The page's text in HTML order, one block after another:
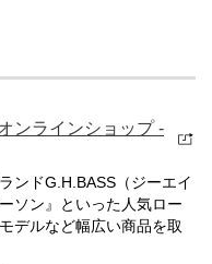
ンラインショップ -
ンドG.H.BASS（ジーエイ
ソン』といった人気ロー
デルなど幅広い商品を取